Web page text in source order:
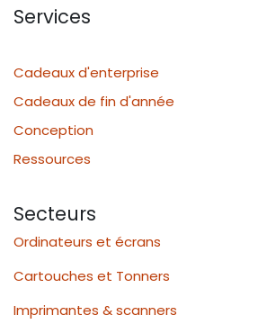
Services
Cadeaux d'enterprise
Cadeaux de fin d'année
Conception
Ressources
Secteurs
Ordinateurs et écrans
Cartouches et Tonners
Imprimantes & scanners